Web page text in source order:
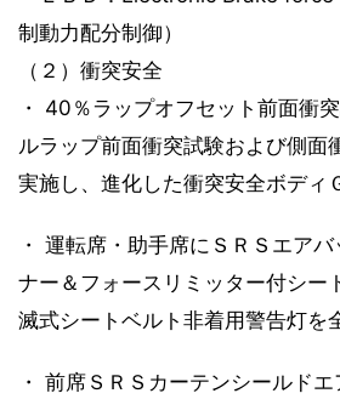
制動力配分制御）
（２）衝突安全
・ 40％ラップオフセット前面衝
ルラップ前面衝突試験および側
実施し、進化した衝突安全ボディ
・ 運転席・助手席にＳＲＳエア
ナー＆フォースリミッター付シー
滅式シートベルト非着用警告灯を
・ 前席ＳＲＳカーテンシールド